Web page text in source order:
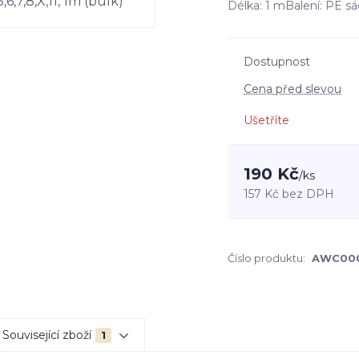
Délka: 1 mBalení: PE
Dostupnost
Cena před slevou
Ušetříte
190 Kč/ks
157 Kč bez DPH
Číslo produktu:
Související zboží 1